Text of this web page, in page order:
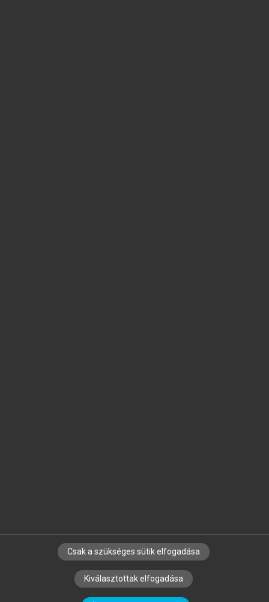
SZERZŐKNEK CÉGEKNEK KÖNYVTÁROSOKNAK
SZERKESZTÉSI ÉS LEKTORÁLÁSI ALAPELVEK
Csak a szükséges sütik elfogadása
Kiválasztottak elfogadása